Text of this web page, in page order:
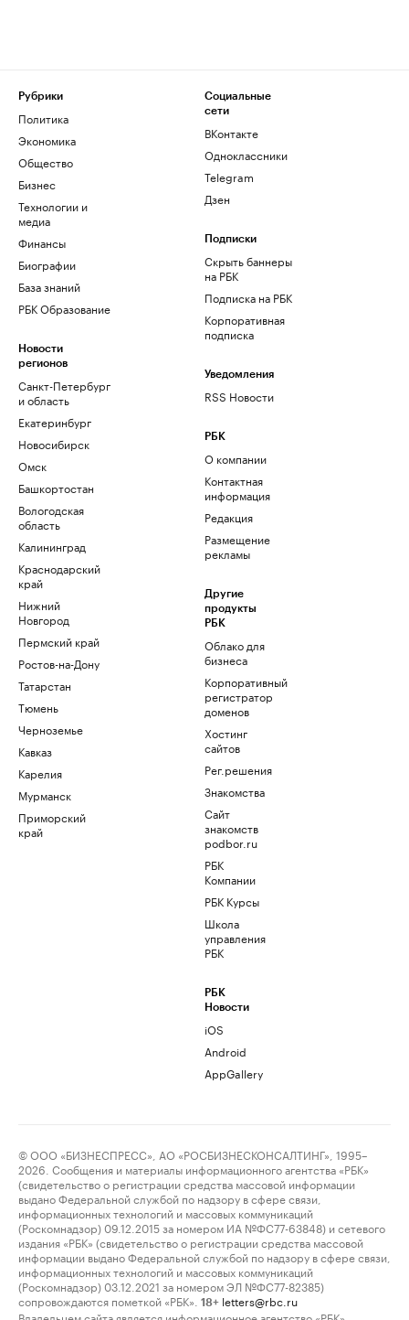
Рубрики
Политика
Экономика
Общество
Бизнес
Технологии и
медиа
Финансы
Биографии
База знаний
РБК Образование
Новости
регионов
Санкт-Петербург
и область
Екатеринбург
Новосибирск
Омск
Башкортостан
Вологодская
область
Калининград
Краснодарский
край
Нижний
Новгород
Пермский край
Ростов-на-Дону
Татарстан
Тюмень
Черноземье
Кавказ
Карелия
Мурманск
Приморский
край
Социальные
сети
ВКонтакте
Одноклассники
Telegram
Дзен
Подписки
Скрыть баннеры
на РБК
Подписка на РБК
Корпоративная
подписка
Уведомления
RSS Новости
РБК
О компании
Контактная
информация
Редакция
Размещение
рекламы
Другие
продукты
РБК
Облако для
бизнеса
Корпоративный
регистратор
доменов
Хостинг
сайтов
Рег.решения
Знакомства
Сайт
знакомств
podbor.ru
РБК
Компании
РБК Курсы
Школа
управления
РБК
РБК
Новости
iOS
Android
AppGallery
© ООО «БИЗНЕСПРЕСС», АО «РОСБИЗНЕСКОНСАЛТИНГ», 1995–
2026. Сообщения и материалы информационного агентства «РБК»
(свидетельство о регистрации средства массовой информации
выдано Федеральной службой по надзору в сфере связи,
информационных технологий и массовых коммуникаций
(Роскомнадзор) 09.12.2015 за номером ИА №ФС77-63848) и сетевого
издания «РБК» (свидетельство о регистрации средства массовой
информации выдано Федеральной службой по надзору в сфере связи,
информационных технологий и массовых коммуникаций
(Роскомнадзор) 03.12.2021 за номером ЭЛ №ФС77-82385)
сопровождаются пометкой «РБК».
18+ letters@rbc.ru